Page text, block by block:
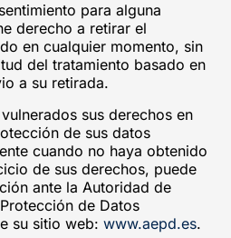
para alguna
derecho a retirar el
en cualquier momento, sin
del tratamiento basado en
a su retirada.
sus derechos en
de sus datos
cuando no haya obtenido
de sus derechos, puede
ante la Autoridad de
de Datos
su sitio web: www.aepd.es.